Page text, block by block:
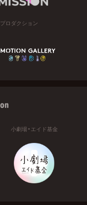
プロダクション
小劇場・エイド基金